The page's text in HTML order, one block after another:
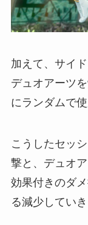
加えて、サイ
デュオアーツ
にランダムで
こうしたセッ
撃と、デュオ
効果付きのダ
る減少していき